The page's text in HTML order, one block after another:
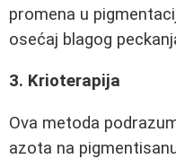
promena u
osećaj blagog
3. Krioterapija
Ova metoda
azota na